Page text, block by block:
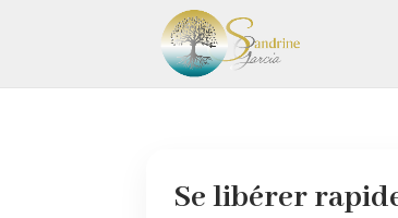
Se libérer